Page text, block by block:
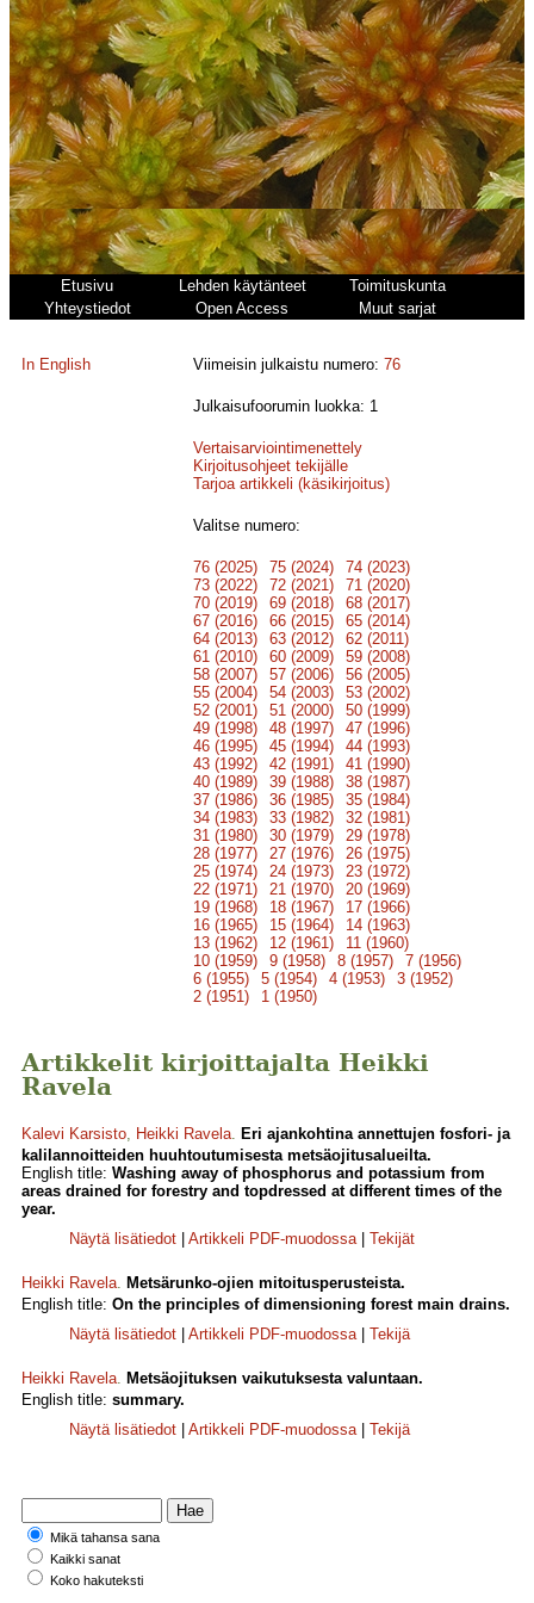
Etusivu Lehden käytänteet
Toimituskunta
Yhteystiedot
Open Access Muut sarjat
In English Viimeisin julkaistu numero:76
Julkaisufoorumin luokka: 1
Vertaisarviointimenettely
Kirjoitusohjeet tekijälle
Tarjoa artikkeli (käsikirjoitus)
Valitse numero:
76 (2025) 75 (2024)
74 (2023)
73 (2022)
72 (2021)
71 (2020)
70 (2019)
69 (2018)
68 (2017)
67 (2016)
66 (2015)
65 (2014)
64 (2013)
63 (2012)
62 (2011)
61 (2010)
60 (2009)
59 (2008)
58 (2007)
57 (2006)
56 (2005)
55 (2004)
54 (2003)
53 (2002)
52 (2001)
51 (2000)
50 (1999)
49 (1998)
48 (1997)
47 (1996)
46 (1995)
45 (1994)
44 (1993)
43 (1992)
42 (1991)
41 (1990)
40 (1989)
39 (1988)
38 (1987)
37 (1986)
36 (1985)
35 (1984)
34 (1983)
33 (1982)
32 (1981)
31 (1980)
30 (1979)
29 (1978)
28 (1977)
27 (1976)
26 (1975)
25 (1974)
24 (1973)
23 (1972)
22 (1971)
21 (1970)
20 (1969)
19 (1968)
18 (1967)
17 (1966)
16 (1965)
15 (1964)
14 (1963)
13 (1962)
12 (1961)
11 (1960)
10 (1959)
9 (1958) 8 (1957)
7 (1956)
6 (1955)
5 (1954) 4 (1953)
3 (1952)
2 (1951)
1 (1950)
Artikkelit kirjoittajalta Heikki
Ravela
Kalevi Karsisto, Heikki Ravela. Eri ajankohtina annettujen fosfori- ja
kalilannoitteiden huuhtoutumisesta metsäojitusalueilta.
English title: Washing away of phosphorus and potassium from
areas drained for forestry and topdressed at different times of the
year.
Näytä lisätiedot
Artikkeli PDF-muodossa| Tekijät
Heikki Ravela. Metsärunko-ojien mitoitusperusteista.
English title: On the principles of dimensioning forest main drains.
Näytä lisätiedot
Artikkeli PDF-muodossa| Tekijä
Heikki Ravela. Metsäojituksen vaikutuksesta valuntaan.
English title: summary.
Näytä lisätiedot
Artikkeli PDF-muodossa| Tekijä
Mikä tahansa sana
Kaikki sanat
Koko hakuteksti